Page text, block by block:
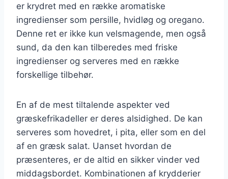
er krydret med en række aromatiske
ingredienser som persille, hvidløg og oregano.
Denne ret er ikke kun velsmagende, men også
sund, da den kan tilberedes med friske
ingredienser og serveres med en række
forskellige tilbehør.
En af de mest tiltalende aspekter ved
græskefrikadeller er deres alsidighed. De kan
serveres som hovedret, i pita, eller som en del
af en græsk salat. Uanset hvordan de
præsenteres, er de altid en sikker vinder ved
middagsbordet. Kombinationen af krydderier